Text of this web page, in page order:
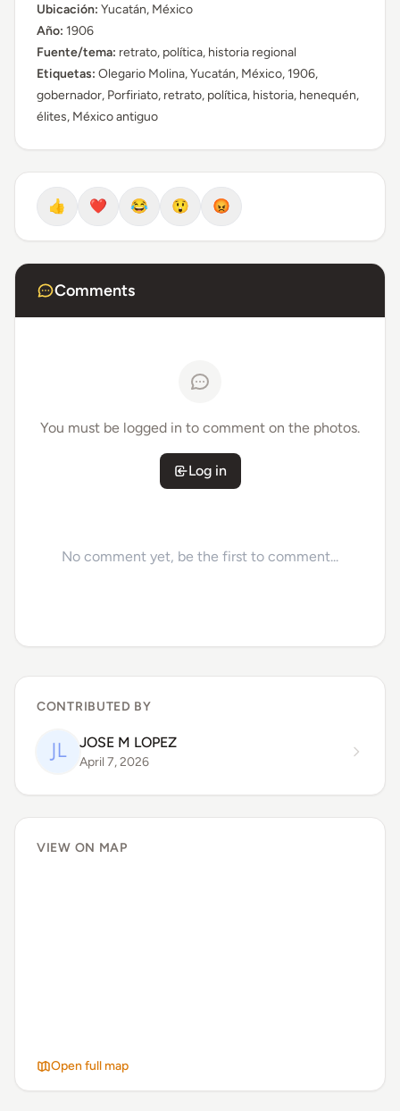
Ubicación: Yucatán, México
Año: 1906
Fuente/tema: retrato, política, historia regional
Etiquetas: Olegario Molina, Yucatán, México, 1906,
gobernador, Porfiriato, retrato, política, historia, henequén,
élites, México antiguo
👍 ❤️ 😂 😲 😡
Comments
You must be logged in to comment on the photos.
Log in
No comment yet, be the first to comment...
CONTRIBUTED BY
JOSE M LOPEZ
April 7, 2026
VIEW ON MAP
Open full map